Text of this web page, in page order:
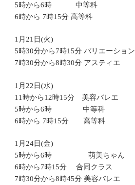
5時から6時 中等科
6時から 7時15分 高等科
1月21日(火)
5時30分から7時15分 バリエーション
7時30分から8時30分 アスティエ
1月22日(水)
11時から12時15分 美容バレエ
5時から6時 中等科
6時から 7時15分 高等科
1月24日(金)
5時から6時 萌美ちゃん
6時から7時15分 合同クラス
7時30分から8時45分 美容バレエ